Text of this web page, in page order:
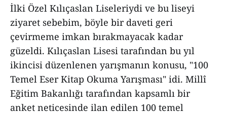
İlki Özel Kılıçaslan Liseleriydi ve bu liseyi
ziyaret sebebim, böyle bir daveti geri
çevirmeme imkan bırakmayacak kadar
güzeldi. Kılıçaslan Lisesi tarafından bu yıl
ikincisi düzenlenen yarışmanın konusu, "100
Temel Eser Kitap Okuma Yarışması" idi. Millî
Eğitim Bakanlığı tarafından kapsamlı bir
anket neticesinde ilan edilen 100 temel